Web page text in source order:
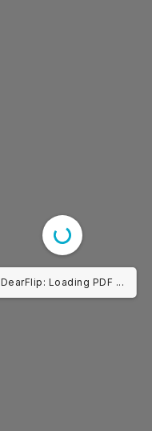
DearFlip: Loading PDF ...